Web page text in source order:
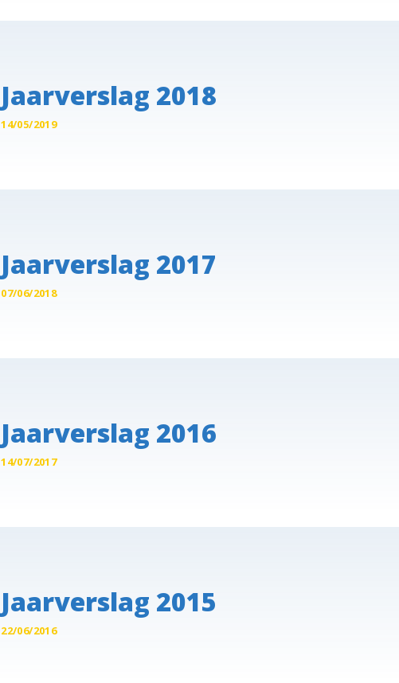
Jaarverslag 2018
14/05/2019
Jaarverslag 2017
07/06/2018
Jaarverslag 2016
14/07/2017
Jaarverslag 2015
22/06/2016